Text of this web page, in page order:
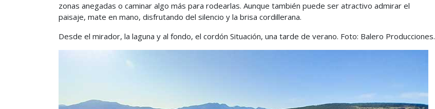
zonas anegadas o caminar algo más para rodearlas. Aunque también puede ser atractivo admirar el
paisaje, mate en mano, disfrutando del silencio y la brisa cordillerana.
Desde el mirador, la laguna y al fondo, el cordón Situación, una tarde de verano. Foto: Balero Producciones.